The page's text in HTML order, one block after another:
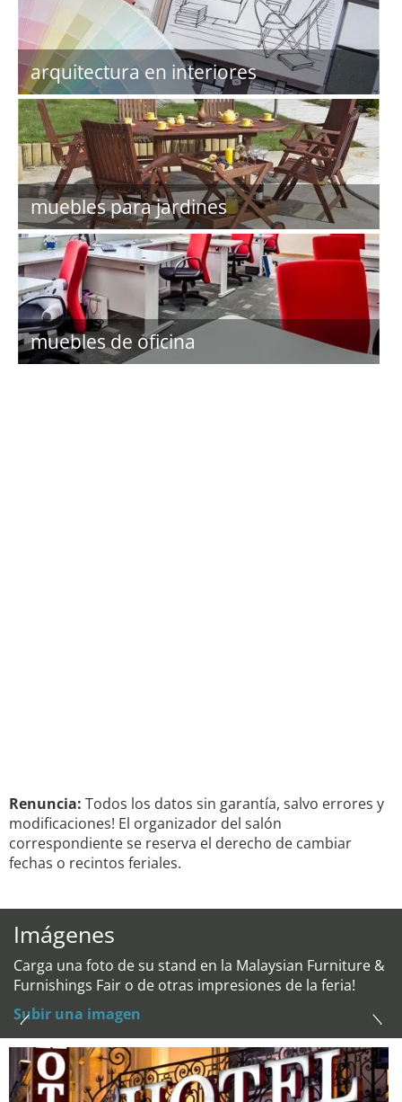
arquitectura en interiores
muebles para jardines
muebles de oficina
Renuncia: Todos los datos sin garantía, salvo errores y
modificaciones! El organizador del salón
correspondiente se reserva el derecho de cambiar
fechas o recintos feriales.
Imágenes
Carga una foto de su stand en la Malaysian Furniture &
Furnishings Fair o de otras impresiones de la feria!
Subir una imagen